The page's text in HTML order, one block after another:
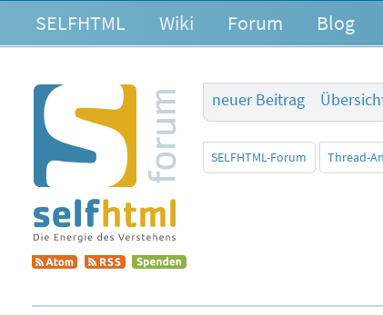
SELFHTML Wiki Forum Blog
neuer Beitrag
SELFHTML-Forum Thread-